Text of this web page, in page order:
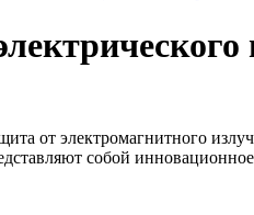
от электромагнитного
собой инновационное